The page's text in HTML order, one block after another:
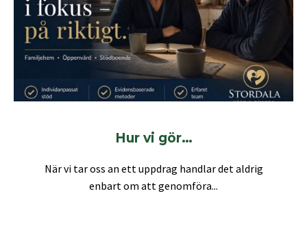
Hur vi gör…
När vi tar oss an ett uppdrag handlar det aldrig
enbart om att genomföra...